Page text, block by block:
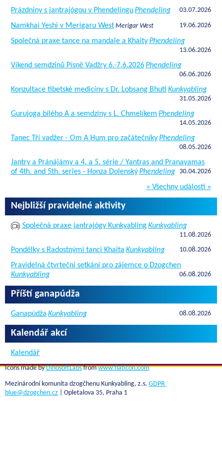
Prázdniny s jantrajógou v PhendelinguPhendeling 03.07.2026
Namkhai Yeshi v Merigaru West Merigar West 19.06.2026
Společná praxe tance na mandale a KhaityPhendeling
13.06.2026
Víkend semdzinů Písně Vadžry 6.-7.6.2026Phendeling
06.06.2026
Konzultace tibetské medicíny s Dr. Lobsang Bhuti Kunkyabling
31.05.2026
Gurujoga bílého A a semdziny s L. Chmelíkem Phendeling
14.05.2026
Tanec Tří vadžer - Om A Hum pro začátečníkyPhendeling
08.05.2026
Jantry a Pránájámy a 4. a 5. série / Yantras and Pranayamas
of 4th. and 5th. series - Honza DolenskýPhendeling 30.04.2026
» Všechny události »
Nejbližší pravidelné aktivity
Společná praxe jantrajógy KunkyablingKunkyabling
11.08.2026
Pondělky s Radostnými tanci Khaita Kunkyabling 10.08.2026
Pravidelná čtvrteční setkání pro zájemce o Dzogchen
Kunkyabling
06.08.2026
Příští ganapúdža
Ganapúdža Kunkyabling 08.08.2026
Kalendář akcí
Kalendář
Icons made byDinosoftLabsfromwww.flaticon.com
Mezinárodní komunita dzogčhenu Kunkyabling, z.s. GDPR
blue@dzogchen.cz | Opletalova 35, Praha 1